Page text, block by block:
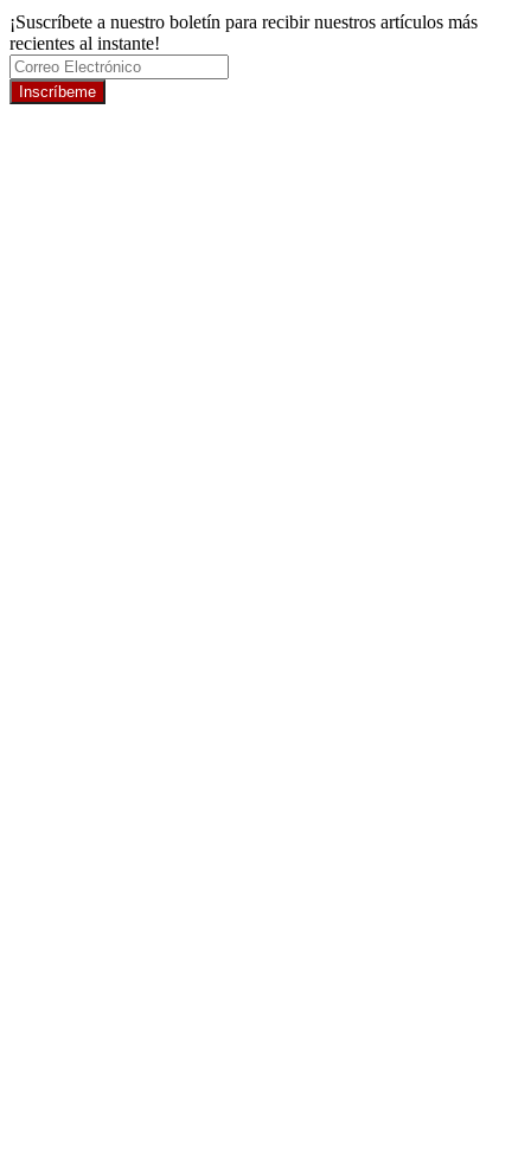
¡Suscríbete a nuestro boletín para recibir nuestros artículos más
recientes al instante!
Inscríbeme